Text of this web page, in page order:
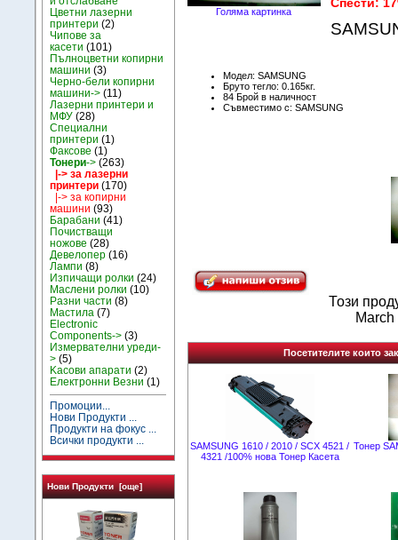
Цветни лазерни
принтери (2)
Чипове за
касети (101)
Пълноцветни копирни
машини (3)
Черно-бели копирни
машини-> (11)
Лазерни принтери и
МФУ (28)
Специални
принтери (1)
Факсове (1)
Тонери-> (263)
|-> за лазерни
принтери (170)
|-> за копирни
машини (93)
Барабани (41)
Почистващи
ножове (28)
Девелопер (16)
Лампи (8)
Изпичащи ролки (24)
Маслени ролки (10)
Разни части (8)
Мастила (7)
Electronic
Components-> (3)
Измервателни уреди-
> (5)
Kасови апарати (2)
Електронни Везни (1)
Промоции...
Нови Продукти ...
Продукти на фокус ...
Всички продукти ...
Нови Продукти [още]
Голяма картинка
Модел: SAMSUNG
Бруто тегло: 0.165кг.
84 Брой в наличност
Съвместимо с: SAMSUNG
Този
Посетителите които
SAMSUNG 1610 / 2010 / SCX 4521 /
4321 /100% нова Toнер Касета
Тонер